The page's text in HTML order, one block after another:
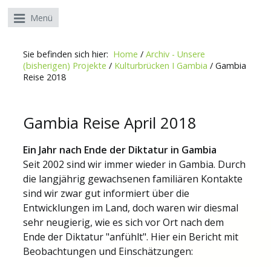
Menü
Sie befinden sich hier: Home / Archiv - Unsere
(bisherigen) Projekte / Kulturbrücken I Gambia / Gambia
Reise 2018
Gambia Reise April 2018
Ein Jahr nach Ende der Diktatur in Gambia
Seit 2002 sind wir immer wieder in Gambia. Durch
die langjährig gewachsenen familiären Kontakte
sind wir zwar gut informiert über die
Entwicklungen im Land, doch waren wir diesmal
sehr neugierig, wie es sich vor Ort nach dem
Ende der Diktatur "anfühlt". Hier ein Bericht mit
Beobachtungen und Einschätzungen: